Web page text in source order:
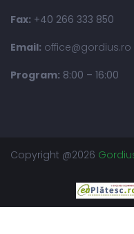
Fax: +40 266 333 850
Email: office@gordius.ro
Program: 8:00 – 16:00
Copyright @2026